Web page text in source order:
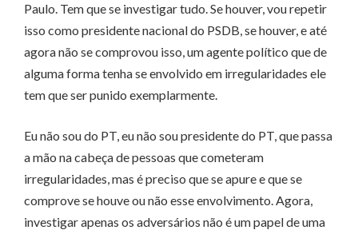
Paulo. Tem que se investigar tudo. Se houver, vou repetir
isso como presidente nacional do PSDB, se houver, e até
agora não se comprovou isso, um agente político que de
alguma forma tenha se envolvido em irregularidades ele
tem que ser punido exemplarmente.
Eu não sou do PT, eu não sou presidente do PT, que passa
a mão na cabeça de pessoas que cometeram
irregularidades, mas é preciso que se apure e que se
comprove se houve ou não esse envolvimento. Agora,
investigar apenas os adversários não é um papel de uma